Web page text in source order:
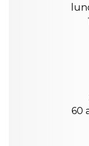
60